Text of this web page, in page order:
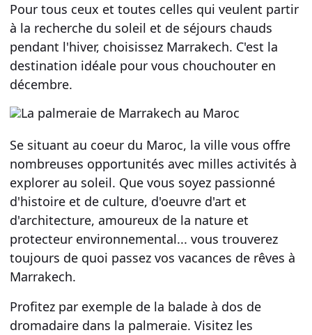
Pour tous ceux et toutes celles qui veulent partir
à la recherche du soleil et de séjours chauds
pendant l'hiver, choisissez Marrakech. C'est la
destination idéale pour vous chouchouter en
décembre.
Se situant au coeur du Maroc, la ville vous offre
nombreuses opportunités avec milles activités à
explorer au soleil. Que vous soyez passionné
d'histoire et de culture, d'oeuvre d'art et
d'architecture, amoureux de la nature et
protecteur environnemental... vous trouverez
toujours de quoi passez vos vacances de rêves à
Marrakech.
Profitez par exemple de la balade à dos de
dromadaire dans la palmeraie. Visitez les